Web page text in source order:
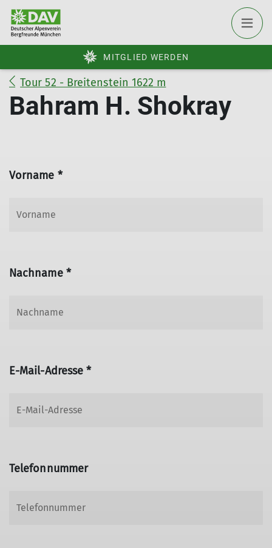
MITGLIED WERDEN
Tour 52 - Breitenstein 1622 m
Bahram H. Shokray
Vorname *
Nachname *
E-Mail-Adresse *
Telefonnummer